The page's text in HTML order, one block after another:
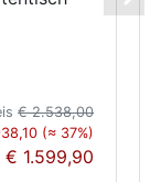
€ 2.538,00
(≈ 37%)
€ 1.599,90